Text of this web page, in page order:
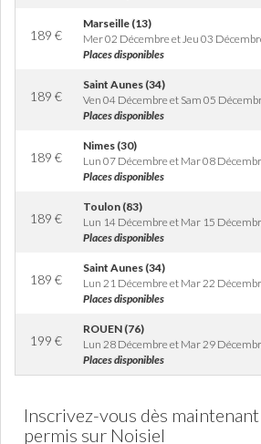
189 €
Marseille (13)
Mer 02 Décembre et Jeu 03
Places disponibles
189 €
Saint Aunes (34)
Ven 04 Décembre et Sam 05
Places disponibles
189 €
Nimes (30)
Lun 07 Décembre et Mar 08
Places disponibles
189 €
Toulon (83)
Lun 14 Décembre et Mar 15
Places disponibles
189 €
Saint Aunes (34)
Lun 21 Décembre et Mar 22
Places disponibles
199 €
ROUEN (76)
Lun 28 Décembre et Mar 29
Places disponibles
Inscrivez-vous dès maintenant
permis sur Noisiel